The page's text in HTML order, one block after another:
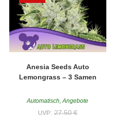
Anesia Seeds Auto
Lemongrass – 3 Samen
Automatisch,Angebote
UVP: 27,50€Ursprünglicher